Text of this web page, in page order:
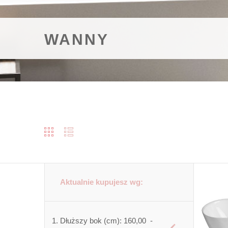
WANNY
Aktualnie kupujesz wg:
Dłuższy bok (cm): 160,00 -